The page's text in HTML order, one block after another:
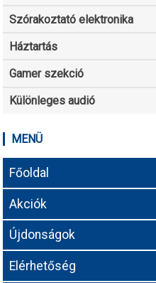
Szórakoztató elektronika
Háztartás
Gamer szekció
Különleges audió
MENÜ
Főoldal
Akciók
Újdonságok
Elérhetőség